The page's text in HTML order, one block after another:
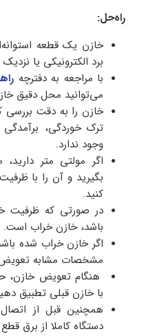
راه‌حل:
خازن یک قطعه
برد الکترونیکی یا نزدیک
با مراجعه به دفترچه
می‌توانید محل دقیق
خازن را به دقت بررسی
ترک خوردگی،
وجود ندارد.
اگر مولتی‌ متر
بگیرید و آن را با
کنید.
در صورتی که ظرفیت
باشد، خازن خراب است.
اگر خازن خراب شده
مشخصات مشابه تعویض
هنگام تعویض خازن،
با خازن قبلی تطبیق
همچنین قبل از
دستگاه کاملا از برق